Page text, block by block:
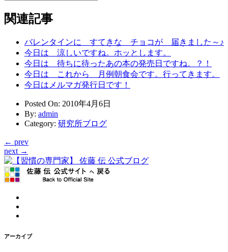
関連記事
バレンタインに すてきな チョコが 届きました～♪
今日は 涼しいですね。ホッとします。
今日は 待ちに待ったあの本の発売日ですね。？！
今日は これから 月例朝食会です。行ってきます。
今日はメルマガ発行日です！
Posted On: 2010年4月6日
By: admin
Category: 研究所ブログ
← prev
next →
アーカイブ